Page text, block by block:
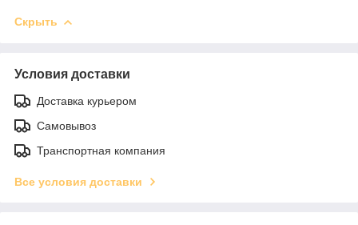
Скрыть
Условия доставки
Доставка курьером
Самовывоз
Транспортная компания
Все условия доставки